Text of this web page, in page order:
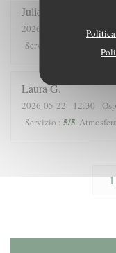
Julieb
2026-05-24
- 19:00 -
Servizio
LauraG
2026-05-22 - 12:30 -
Servizio : 5/5 Atmosfera
1